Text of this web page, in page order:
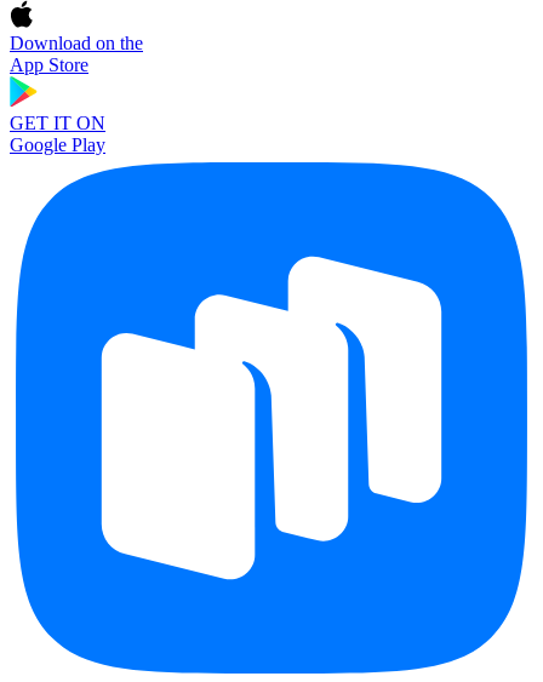
Download on the
App Store
GET IT ON
Google Play